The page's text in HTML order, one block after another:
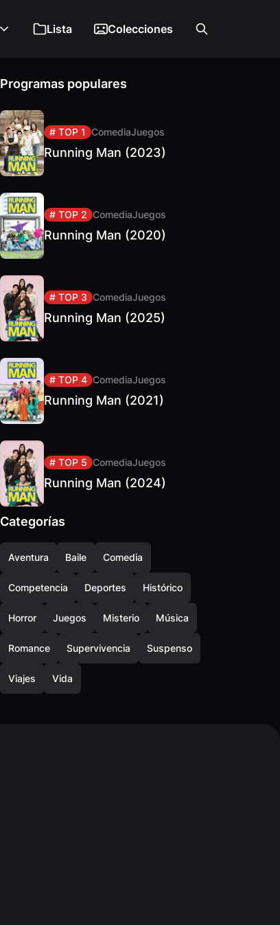
Lista Colecciones
Programas populares
# TOP 1 ComediaJuegos
Running Man (2023)
# TOP 2 ComediaJuegos
Running Man (2020)
# TOP 3 ComediaJuegos
Running Man (2025)
# TOP 4 ComediaJuegos
Running Man (2021)
# TOP 5 ComediaJuegos
Running Man (2024)
Categorías
Aventura Baile Comedia
Competencia Deportes Histórico
Horror Juegos Misterio Música
Romance Supervivencia Suspenso
Viajes Vida